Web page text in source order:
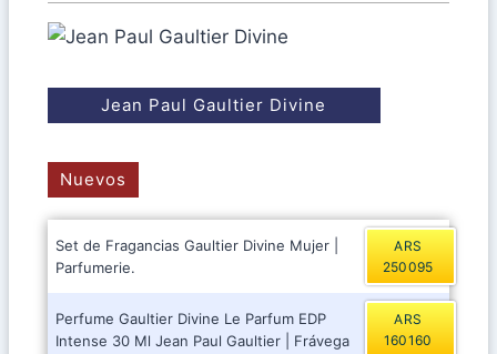
Jean Paul Gaultier Divine
Nuevos
Set de Fragancias Gaultier Divine Mujer |
Parfumerie.
ARS
250095
Perfume Gaultier Divine Le Parfum EDP
Intense 30 Ml Jean Paul Gaultier | Frávega
ARS
160160